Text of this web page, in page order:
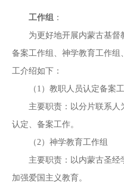
工作组 ：
为更好地开展内蒙古基
备案工作组、神学教育工作
工介绍如下：
（1）教职人员认定备案
主要职责：以分片联系
认定、备案工作。
（2）神学教育工作组
主要职责：以内蒙古圣
加强爱国主义教育。